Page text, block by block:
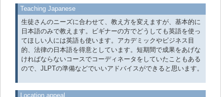
Teaching Japanese
生徒さんのニーズに合わせて、教え方を変えますが、基本的に
日本語のみで教えます。ビギナーの方でどうしても英語を使っ
てほしい人には英語も使います。アカデミックやビジネス目
的、法律の日本語を得意としています。短期間で成果をあげな
ければならないコースでコーディネータをしていたこともある
ので、JLPTの準備などでいいアドバイスができると思います。
Location appeal